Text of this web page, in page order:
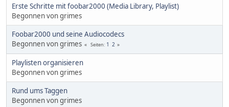
Erste Schritte mit foobar2000 (Media Library, Playlist)
Begonnen von grimes
Foobar2000 und seine Audiocodecs
Begonnen von grimes
Seiten 1 2
Playlisten organisieren
Begonnen von grimes
Rund ums Taggen
Begonnen von grimes